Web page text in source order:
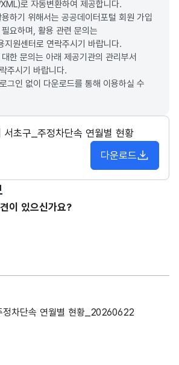
로 자동변환하여 제공합니다.
하기 위해서는 공공데이터포털 회원 가입
요하며, 활용 관련 문의는
지원센터로 연락주시기 바랍니다.
한 문의는 아래 제공기관의 관리부서
주시기 바랍니다.
그인 없이 다운로드를 통해 이용하실 수
서초구_주정차단속 연월별 현황
다운로드
이 있으신가요?
정차단속 연월별 현황_20260622